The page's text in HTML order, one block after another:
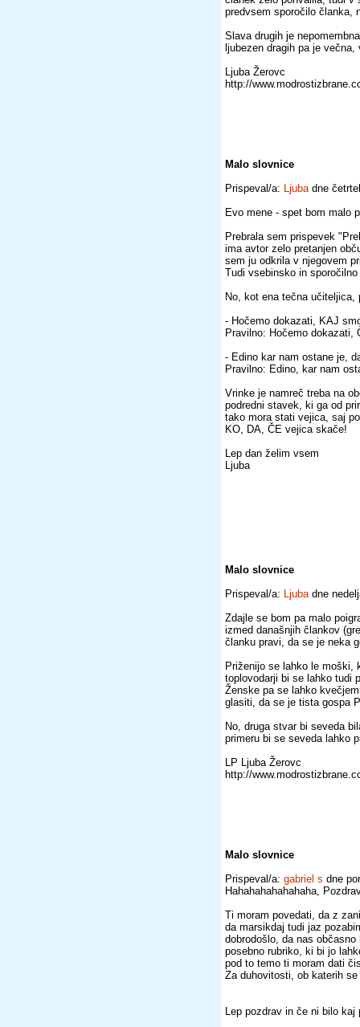
predvsem sporočilo članka,
Slava drugih je
ljubezen dragih pa je večna,
Ljuba Žerovc
http://
Malo slovnice
Prispeval/a: Ljubadne
Evo mene - spet bom malo
Prebrala sem prispevek
ima avtor zelo pretanjen
sem ju odkrila v njegovem
Tudi vsebinsko in
No, kot ena tečna učiteljica,
- Hočemo dokazati, KAJ
Pravilno: Hočemo dokazati,
- Edino kar nam ostane je,
Pravilno: Edino, kar nam
Vrinke je namreč treba na
podredni stavek, ki ga od
tako mora stati vejica, saj
KO, DA, ČE vejica skače!
Lep dan želim vsem
Ljuba
Malo slovnice
Prispeval/a: Ljubadne
Zdajle se bom pa malo
izmed današnjih člankov
članku pravi, da se je neka
Priženijo se lahko le moški,
toplovodarji bi se lahko tudi
Ženske pa se lahko
glasiti, da se je tista gospa
No, druga stvar bi seveda
primeru bi se seveda lahko
LP Ljuba Žerovc
http://
Malo slovnice
Prispeval/a: gabriel s dne
Hahahahahahahaha,
Ti moram povedati, da z
da marsikdaj tudi jaz
dobrodošlo, da nas
posebno rubriko, ki bi jo
pod to temo ti moram dati
Za duhovitosti, ob katerih
Lep pozdrav in če ni bilo kaj